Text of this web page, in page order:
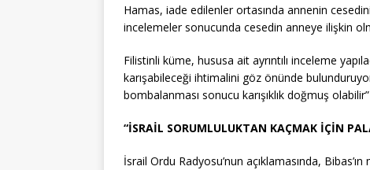
Hamas, iade edilenler ortasında annenin
incelemeler sonucunda cesedin anneye ilişkin
Filistinli küme, hususa ait ayrıntılı inceleme
karışabileceği ihtimalini göz önünde
bombalanması sonucu karışıklık doğmuş olabilir”
“İSRAİL SORUMLULUKTAN KAÇMAK İÇİN
İsrail Ordu Radyosu’nun açıklamasında,